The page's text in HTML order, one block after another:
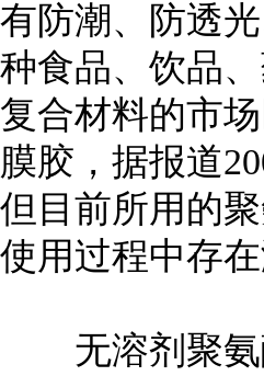
有防潮、防透
种食品、饮品
复合材料的市
膜胶，据报道
但目前所用的
使用过程中存
无溶剂聚氨